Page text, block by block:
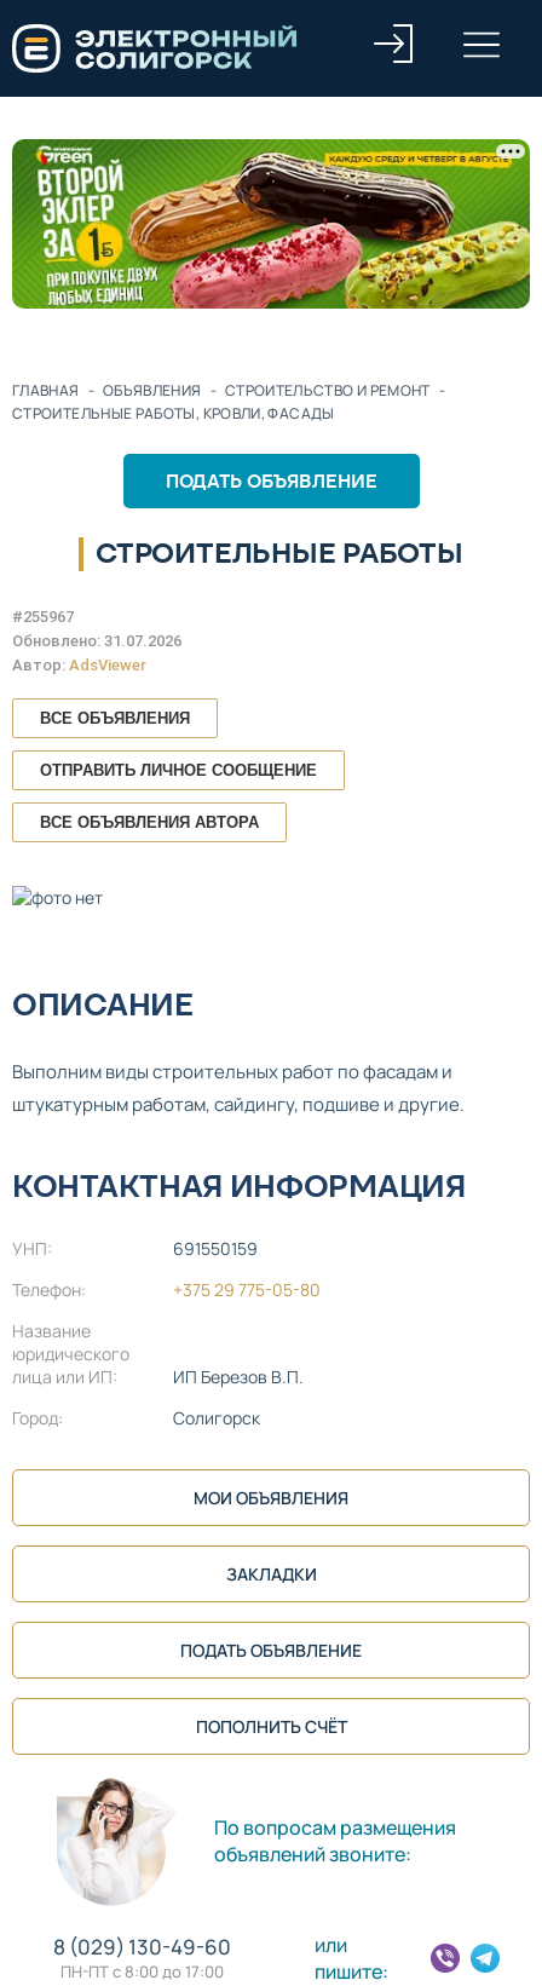
ГЛАВНАЯ - ОБЪЯВЛЕНИЯ - СТРОИТЕЛЬСТВО И РЕМОНТ -
СТРОИТЕЛЬНЫЕ РАБОТЫ, КРОВЛИ, ФАСАДЫ
СТРОИТЕЛЬНЫЕ РАБОТЫ
ПОДАТЬ ОБЪЯВЛЕНИЕ
#255967
Обновлено: 31.07.2026
Автор: AdsViewer
ВСЕ ОБЪЯВЛЕНИЯ
ОТПРАВИТЬ ЛИЧНОЕ СООБЩЕНИЕ
ВСЕ ОБЪЯВЛЕНИЯ АВТОРА
ОПИСАНИЕ
Выполним виды строительных работ по фасадам и
штукатурным работам, сайдингу, подшиве и другие.
КОНТАКТНАЯ ИНФОРМАЦИЯ
УНП:
691550159
Телефон:
+375 29 775-05-80
Название
юридического
лица или ИП:
ИП Березов В.П.
Город:
Солигорск
МОИ ОБЪЯВЛЕНИЯ
ЗАКЛАДКИ
ПОДАТЬ ОБЪЯВЛЕНИЕ
ПОПОЛНИТЬ СЧЁТ
По вопросам размещения
объявлений звоните:
8 (029) 130-49-60
ПН-ПТ с 8:00 до 17:00
или
пишите: